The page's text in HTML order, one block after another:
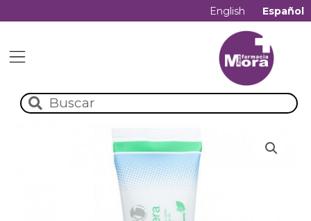
English Español